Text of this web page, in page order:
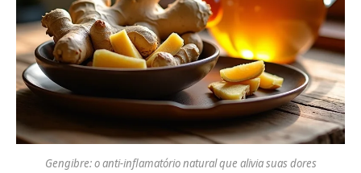
Gengibre: o anti-inflamatório natural que alivia suas dores